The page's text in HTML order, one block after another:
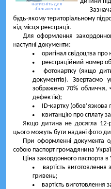
натисніть для
збільшення
будь-якому територіальному
від місця реєстрації.
Для оформлення
наступні документи:
оригінал свідоцтва
реєстраційний номер
фотокартку (якщо
документів).
зображено 70% обличчя,
дефектів);
ID-картку
квитанцію про сплату
Якщо дитина не досягла 12-
цього можуть бути надані фото
При оформленні документа
собою паспорт громадянина
Ціна закордонного паспорта
вартість
гривень;
вартість виготовлення